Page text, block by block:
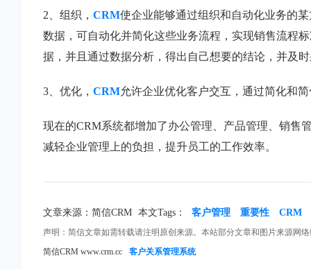
2、组织， CRM使企业能够通过组织和自动化业务的
数据，可自动化并简化这些业务流程，实现销售流程
据，并且通过数据分析，得出自己想要的结论，并及
3、优化， CRM允许企业优化客户交互，通过简化和
现在的CRM系统都增加了办公管理、产品管理、销售
减轻企业管理上的负担，提升员工的工作效率。
文章来源：简信CRM 本文Tags： 客户管理 重要性 CRM
声明：简信文章如需转载请注明原创来源。本站部分文章和图片来源网
简信CRM www.crm.cc
客户关系管理系统